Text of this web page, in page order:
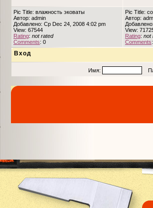
Pic Title: влажность эковаты
Автор: admin
Добавлено: Ср Dec 24, 2008 4:02 pm
View: 67544
Rating: not rated
Comments: 0
Pic Title:
Автор:
View:
Rating: not
Comments
Вход
Имя: